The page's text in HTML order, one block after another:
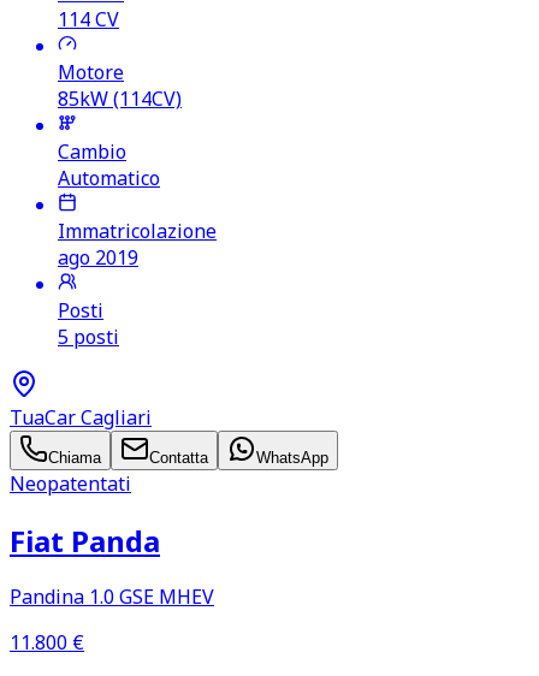
114CV
Motore
85kW (114CV)
Cambio
Automatico
Immatricolazione
ago 2019
Posti
5 posti
TuaCar Cagliari
Chiama Contatta WhatsApp
Neopatentati
Fiat Panda
Pandina 1.0 GSE MHEV
11.800 €